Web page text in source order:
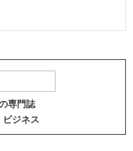
専門誌
ビジネス